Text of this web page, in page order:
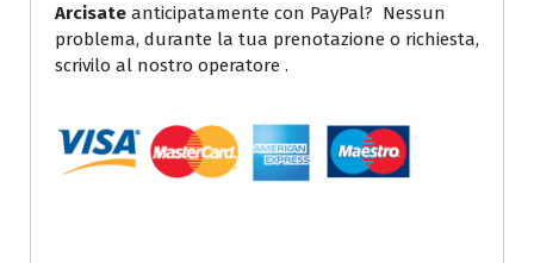
Arcisate anticipatamente con PayPal? Nessun
problema, durante la tua prenotazione o richiesta,
scrivilo al nostro operatore .